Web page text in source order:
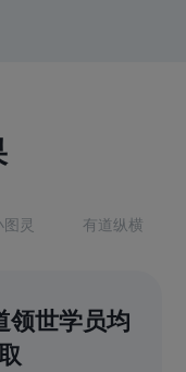
灵 有道纵横
领世学员均